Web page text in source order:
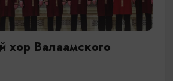
хор Валаамского